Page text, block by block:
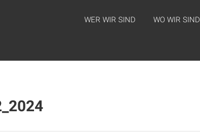
WER WIR SIND WO WIR SIND